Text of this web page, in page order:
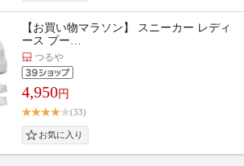
【お買い物マラソン】 スニーカー レディ
ース プー…
つるや
4,950円
(33)